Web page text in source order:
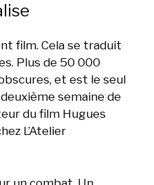
film. Cela se traduit
Plus de 50 000
et est le seul
semaine de
du film Hugues
L’Atelier